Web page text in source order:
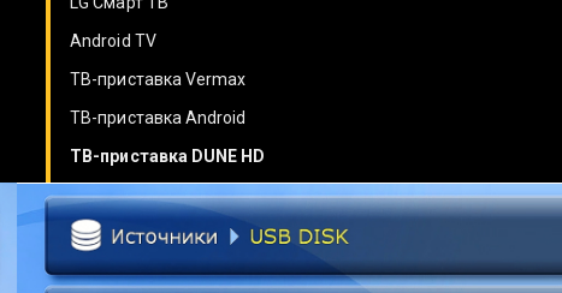
Android TV
ТВ-приставка Vermax
ТВ-приставка Android
ТВ-приставка DUNE HD
ТВ-приставка Eltex
ТВ-приставка MAG
ТВ-приставка TVIP